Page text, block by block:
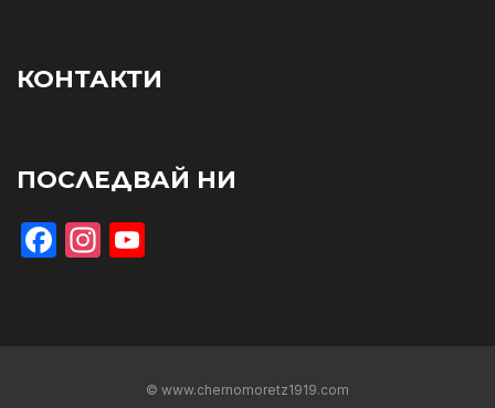
КОНТАКТИ
ПОСЛЕДВАЙ НИ
Facebook
Instagram
© www.chernomoretz1919.com